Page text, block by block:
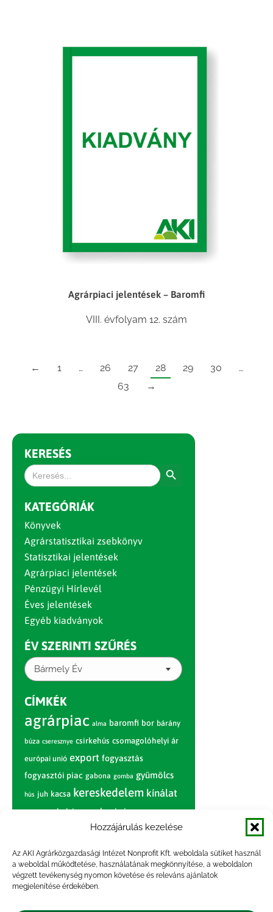
Hozzájárulás kezelése
Az AKI Agrárközgazdasági Intézet Nonprofit Kft. weboldala sütiket használ
a weboldal működtetése, használatának megkönnyítése, a weboldalon
végzett tevékenység nyomon követése és releváns ajánlatok
megjelenítése érdekében.
Agrárpiaci jelentések – Baromfi
VIII. évfolyam 12. szám
← 1 … 26 27 28 29 30
…
63
→
KERESÉS
Search
for:
KATEGÓRIÁK
Könyvek
Agrárstatisztikai zsebkönyv
Statisztikai jelentések
Agrárpiaci jelentések
Pénzügyi Hírlevél
Éves jelentések
Egyéb kiadványok
ÉV SZERINTI SZŰRÉS
Bármely Év
CÍMKÉK
agrárpiac alma baromfi bor bárány
búza cseresznye csirkehús csomagolóhelyi ár
európai unió export fogyasztás
fogyasztói piac gabona gomba gyümölcs
hús juh kacsa kereskedelem kínálat
körte marhahús nagybani piac narancs
nemzetközi árinformációk
paradicsom piac piaci jelentés
pulyka pulykahús sertés sertéshús
szarvasmarha termelés
termelői